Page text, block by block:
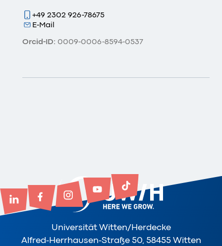
+49 2302 926-78675
E-Mail
Orcid-ID: 0009-0006-8594-0537
Universität Witten/Herdecke
Alfred-Herrhausen-Straße 50, 58455 Witten